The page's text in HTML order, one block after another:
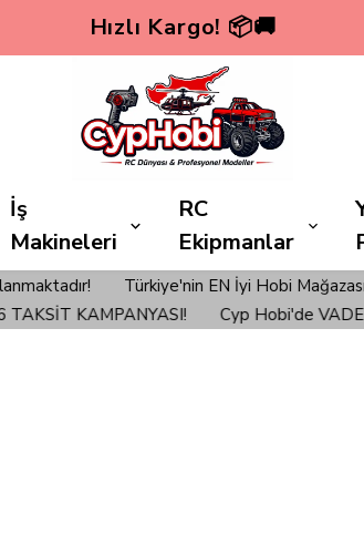
Hızlı Kargo! 📦🚚
İş
Makineleri
RC
Ekipmanlar
Türkiye'nin EN İyi Hobi Mağazası Cyp
KAMPANYASI! Cyp Hobi'de VADE